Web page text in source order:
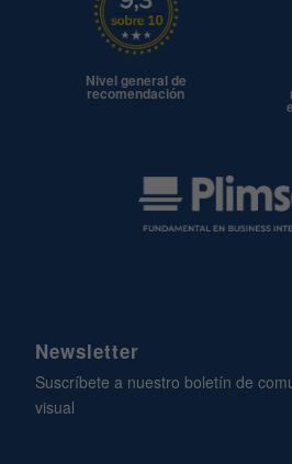
Nivel general de
recomendación
Newsletter
Suscríbete a nuestro boletín de
visual